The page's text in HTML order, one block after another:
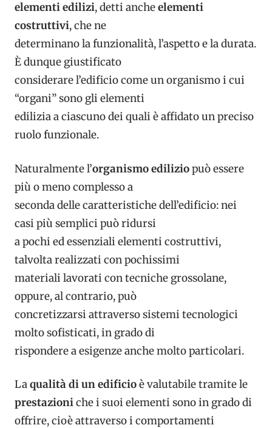
elementi edilizi, detti ancheelementi
costruttivi, che ne
determinano la funzionalità, l’aspetto e la durata.
È dunque giustificato
considerare l’edificio come un organismo i cui
“organi” sono gli elementi
edilizia a ciascuno dei quali è affidato un preciso
ruolo funzionale.
Naturalmente l’organismo ediliziopuò essere
più o meno complesso a
seconda delle caratteristiche dell’edificio: nei
casi più semplici può ridursi
a pochi ed essenziali elementi costruttivi,
talvolta realizzati con pochissimi
materiali lavorati con tecniche grossolane,
oppure, al contrario, può
concretizzarsi attraverso sistemi tecnologici
molto sofisticati, in grado di
rispondere a esigenze anche molto particolari.
Laqualità di un edificioè valutabile tramite le
prestazioniche i suoi elementi sono in grado di
offrire, cioè attraverso i comportamenti